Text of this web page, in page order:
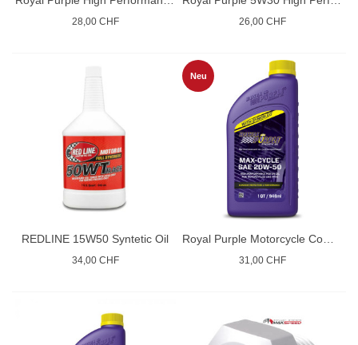
28,00 CHF 26,00 CHF
REDLINE 15W50 Syntetic Oil
34,00 CHF
Neu
31,00 CHF